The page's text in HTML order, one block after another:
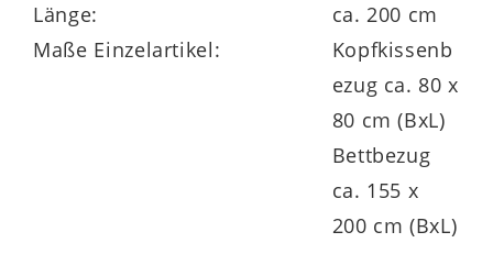
Länge:
ca. 200 cm
Maße Einzelartikel:
Kopfkissenb
ezug ca. 80 x
80 cm (BxL)
Bettbezug
ca. 155 x
200 cm (BxL)